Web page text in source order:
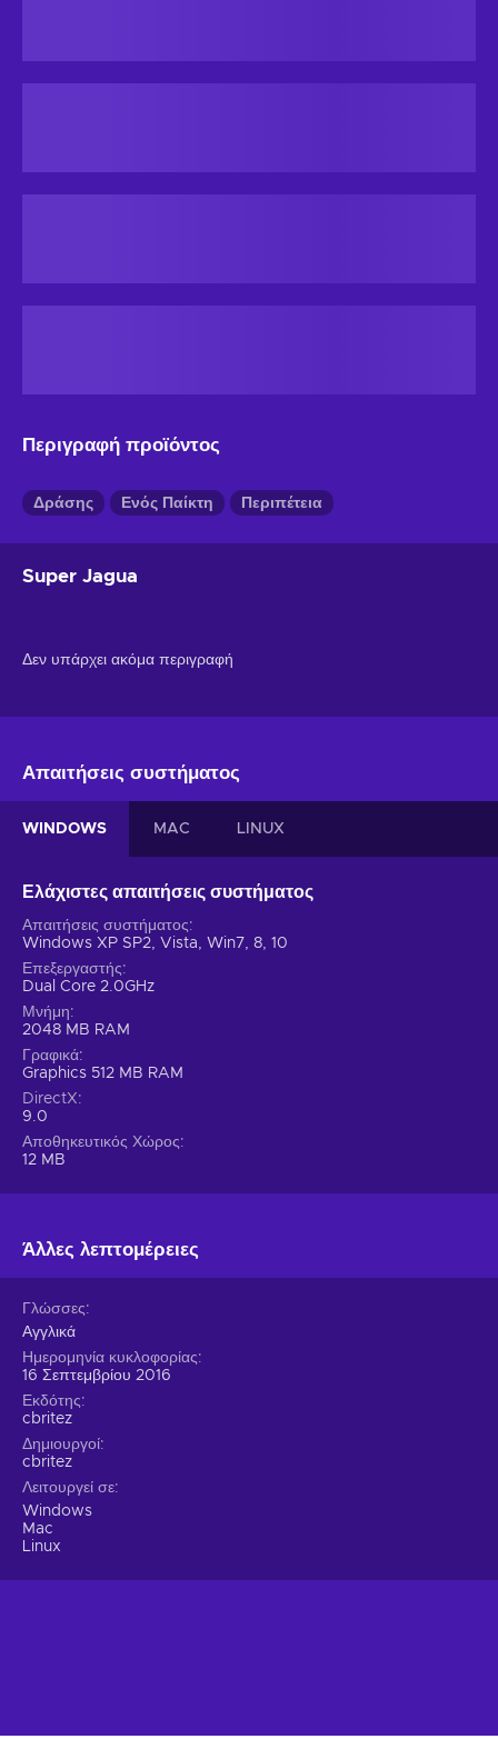
Περιγραφή προϊόντος
Δράσης Ενός Παίκτη Περιπέτεια
Super Jagua
Δεν υπάρχει ακόμα περιγραφή
Απαιτήσεις συστήματος
WINDOWS MAC LINUX
Ελάχιστες απαιτήσεις συστήματος
Απαιτήσεις συστήματος
Windows XP SP2, Vista, Win7, 8, 10
Επεξεργαστής
Dual Core 2.0GHz
Μνήμη
2048 MB RAM
Γραφικά
Graphics 512 MB RAM
DirectX
9.0
Αποθηκευτικός Χώρος
12 MB
Άλλες λεπτομέρειες
Γλώσσες
Αγγλικά
Ημερομηνία κυκλοφορίας
16 Σεπτεμβρίου 2016
Εκδότης
cbritez
Δημιουργοί
cbritez
Λειτουργεί σε
Windows
Mac
Linux